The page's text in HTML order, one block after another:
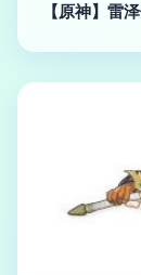
【原神】雷